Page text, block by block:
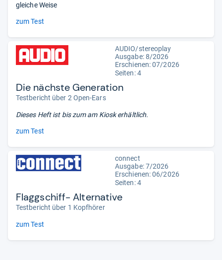
gleiche Weise
zum Test
AUDIO/stereoplay
Ausgabe: 8/2026
Erschienen:07/2026
Seiten: 4
Die nächste Generation
Testbericht über 2 Open-Ears
Dieses Heft ist bis zumam Kiosk erhältlich.
zum Test
connect
Ausgabe: 7/2026
Erschienen:06/2026
Seiten: 4
Flaggschiff- Alternative
Testbericht über 1 Kopfhörer
zum Test